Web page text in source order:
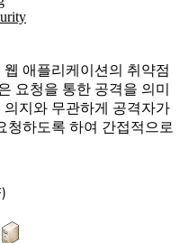
웹 애플리케이션의 취약점
요청을 통한 공격을 의미
지와 무관하게 공격자가
청하도록 하여 간접적으로